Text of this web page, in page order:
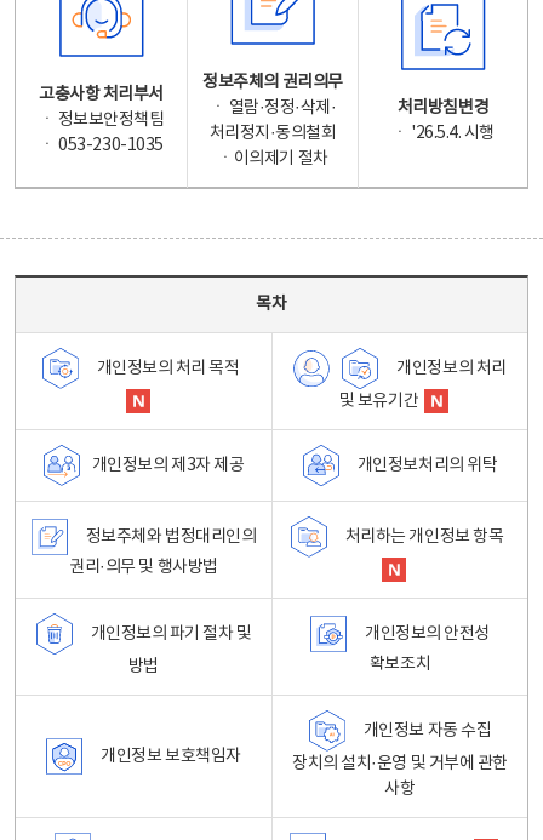
고충사항 처리부서
ㆍ 정보보안정책팀
ㆍ 053-230-1035
정보주체의 권리의무
ㆍ 열람·정정·삭제·
처리정지·동의철회
ㆍ이의제기 절차
처리방침변경
ㆍ '26.5.4. 시행
목차
개인정보의 처리 목적
개인정보의 처리
및 보유기간
개인정보의 제3자 제공 개인정보처리의 위탁
정보주체와 법정대리인의
권리·의무 및 행사방법
처리하는 개인정보 항목
개인정보의 파기 절차 및
방법
개인정보의 안전성
확보조치
개인정보 보호책임자
개인정보 자동 수집
장치의 설치·운영 및 거부에 관한
사항